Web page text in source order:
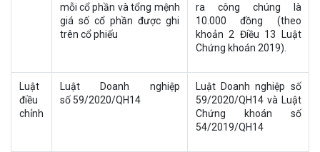
mỗi cổ phần và tổng mệnh
giá số cổ phần được ghi
trên cổ phiếu
ra công chúng là
10.000 đồng (theo
khoản 2 Điều 13 Luật
Chứng khoán 2019).
Luật
điều
chỉnh
Luật Doanh nghiệp
số 59/2020/QH14
Luật Doanh nghiệp số
59/2020/QH14 và Luật
Chứng khoán số
54/2019/QH14